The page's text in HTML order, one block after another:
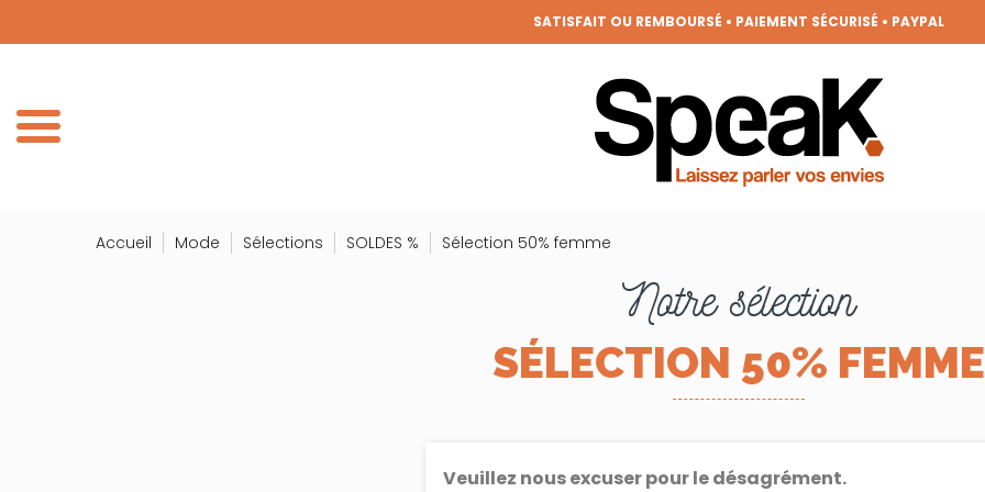
DÉCOUVREZ DES PÉPITES TOUTES LES SEMAINES, LES DERNIÈRES TENDANCES
FRAIS DE PORT OFFERTS DÈS 50€ D'ACHAT (HORS REMISES)
DEVENEZ MEMBRE DE LA CLIQUE ET BÉNÉFICIEZ DE NOMBREUX
GRANDE BRADERIE : TOUTES VOS ENVIES À PRIX RONDS !
Accueil Mode Sélections SOLDES % Sélection 50% femme
Notre sélection
SÉLECTION 50% FEMME
Veuillez nous excuser pour le désagrément.